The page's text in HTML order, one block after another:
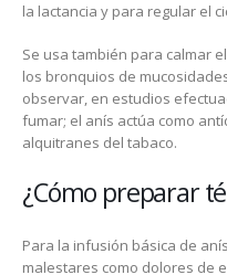
la lactancia y para regular el
Se usa también para calmar
los bronquios de
observar, en estudios
fumar; el anís actúa como
alquitranes del tabaco.
¿Cómo preparar
Para la infusión básica de
malestares como dolores de